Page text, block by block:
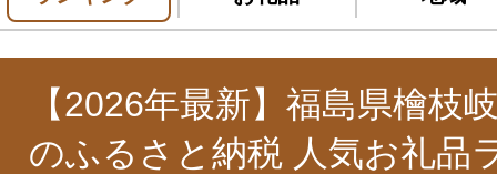
【2026年最新】福島県檜枝
のふるさと納税 人気お礼品